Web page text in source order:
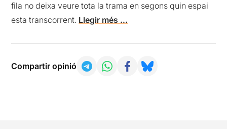
fila no deixa veure tota la trama en segons quin espai
esta transcorrent. Llegir més …
Compartir opinió